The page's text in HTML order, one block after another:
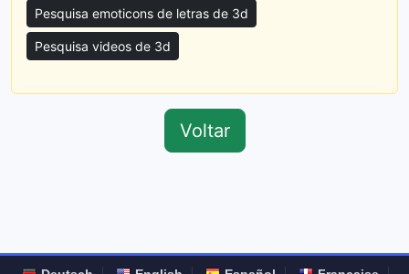
Pesquisa emoticons de letras de 3d
Pesquisa videos de 3d
Voltar